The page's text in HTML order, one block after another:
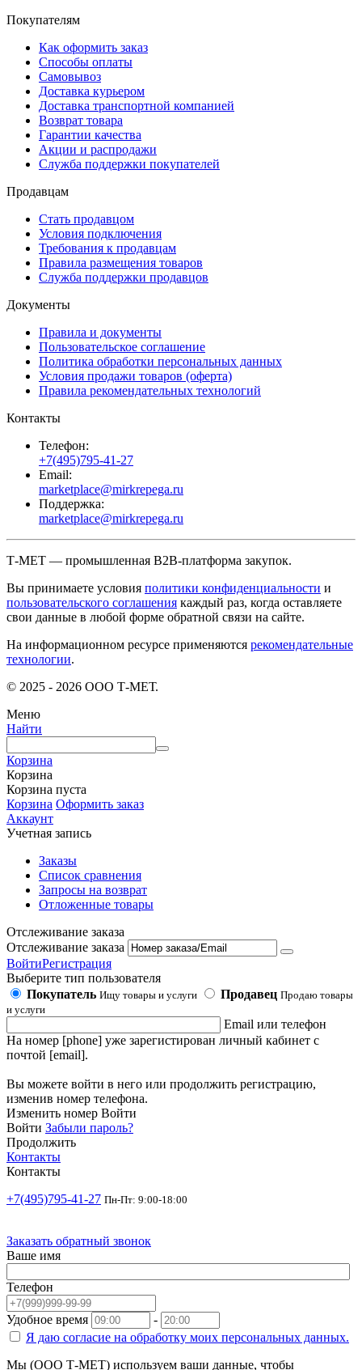
Покупателям
Как оформить заказ
Способы оплаты
Самовывоз
Доставка курьером
Доставка транспортной компанией
Возврат товара
Гарантии качества
Акции и распродажи
Служба поддержки покупателей
Продавцам
Стать продавцом
Условия подключения
Требования к продавцам
Правила размещения товаров
Служба поддержки продавцов
Документы
Правила и документы
Пользовательское соглашение
Политика обработки персональных данных
Условия продажи товаров (оферта)
Правила рекомендательных технологий
Контакты
Телефон:
+7(495)795-41-27
Email:
marketplace@mirkrepega.ru
Поддержка:
marketplace@mirkrepega.ru
Т-МЕТ — промышленная B2B-платформа закупок.
Вы принимаете условия политики конфиденциальности и
пользовательского соглашения каждый раз, когда оставляете
свои данные в любой форме обратной связи на сайте.
На информационном ресурсе применяются рекомендательные
технологии.
© 2025 - 2026 ООО Т-МЕТ.
Меню
Найти
Корзина
Корзина
Корзина пуста
Корзина Оформить заказ
Аккаунт
Учетная запись
Заказы
Список сравнения
Запросы на возврат
Отложенные товары
Отслеживание заказа
Отслеживание заказа
ВойтиРегистрация
Выберите тип пользователя
Покупатель Ищу товары и услуги Продавец Продаю товары
и услуги
Email или телефон
На номер [phone] уже зарегистирован личный кабинет с
почтой [email].
Вы можете войти в него или продолжить регистрацию,
изменив номер телефона.
Изменить номер Войти
Войти Забыли пароль?
Продолжить
Контакты
Контакты
+7(495)795-41-27 Пн-Пт: 9:00-18:00
Заказать обратный звонок
Ваше имя
Телефон
Удобное время
-
Я даю согласие на обработку моих персональных данных.
Мы (ООО Т-МЕТ) используем ваши данные, чтобы